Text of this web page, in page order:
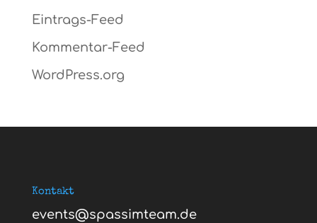
Eintrags-Feed
Kommentar-Feed
WordPress.org
Kontakt
events@spassimteam.de